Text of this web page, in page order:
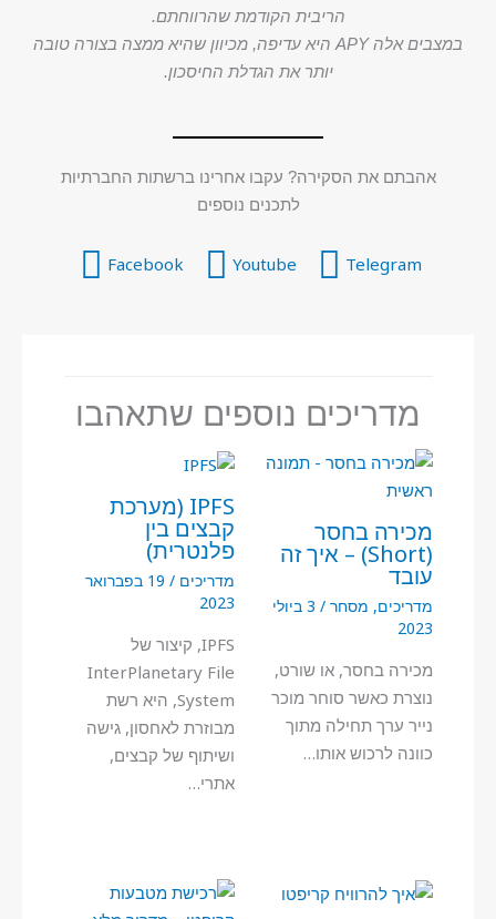
הריבית הקודמת שהרווחתם.
במצבים אלה APY היא עדיפה, מכיוון שהיא ממצה בצורה טובה
יותר את הגדלת החיסכון.
אהבתם את הסקירה? עקבו אחרינו ברשתות החברתיות
לתכנים נוספים
Telegram
Youtube
Facebook
מדריכים נוספים שתאהבו
מכירה בחסר
(Short) – איך זה
עובד
מדריכים, מסחר /
3 ביולי
2023
מכירה בחסר, או שורט,
נוצרת כאשר סוחר מוכר
נייר ערך תחילה מתוך
כוונה לרכוש אותו…
IPFS (מערכת
קבצים בין
פלנטרית)
מדריכים /
19 בפברואר
2023
IPFS, קיצור של
InterPlanetary File
System, היא רשת
מבוזרת לאחסון, גישה
ושיתוף של קבצים,
אתרי…